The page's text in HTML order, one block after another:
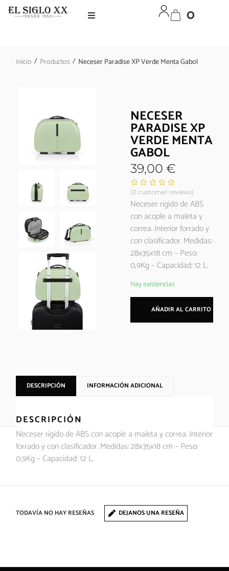
0
Inicio / Productos / Neceser Paradise XP Verde Menta Gabol
NECESER
PARADISE XP
VERDE MENTA
GABOL
39,00€
(0 customer reviews)
Neceser rígido de ABS
con acople a maleta y
correa. Interior forrado y
con clasificador. Medidas:
28x35x18 cm – Peso:
0,9Kg – Capacidad: 12 L.
Hay existencias
AÑADIR AL CARRITO
DESCRIPCIÓN INFORMACIÓN ADICIONAL
DESCRIPCIÓN
Neceser rígido de ABS con acople a maleta y correa. Interior
forrado y con clasificador. Medidas: 28x35x18 cm – Peso:
0,9Kg – Capacidad: 12 L.
TODAVÍA NO HAY RESEÑAS DEJANOS UNA RESEÑA